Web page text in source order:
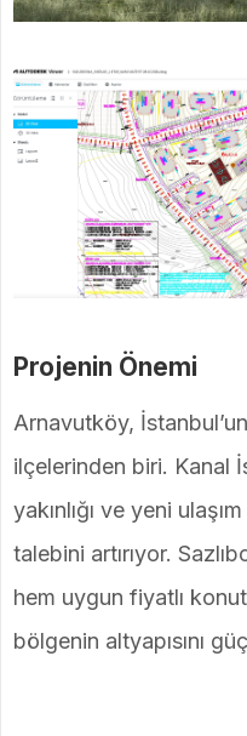
Projenin Önemi
Arnavutköy,
ilçelerinden biri. Kanal
yakınlığı ve yeni
talebini artırıyor.
hem uygun fiyatlı
bölgenin altyapısını